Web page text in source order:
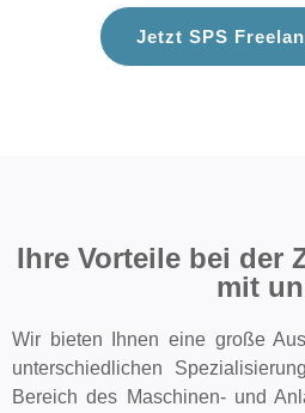
Jetzt SPS
Ihre Vorteile bei der
mit
Wir bieten Ihnen eine große
unterschiedlichen
Bereich des Maschinen- und